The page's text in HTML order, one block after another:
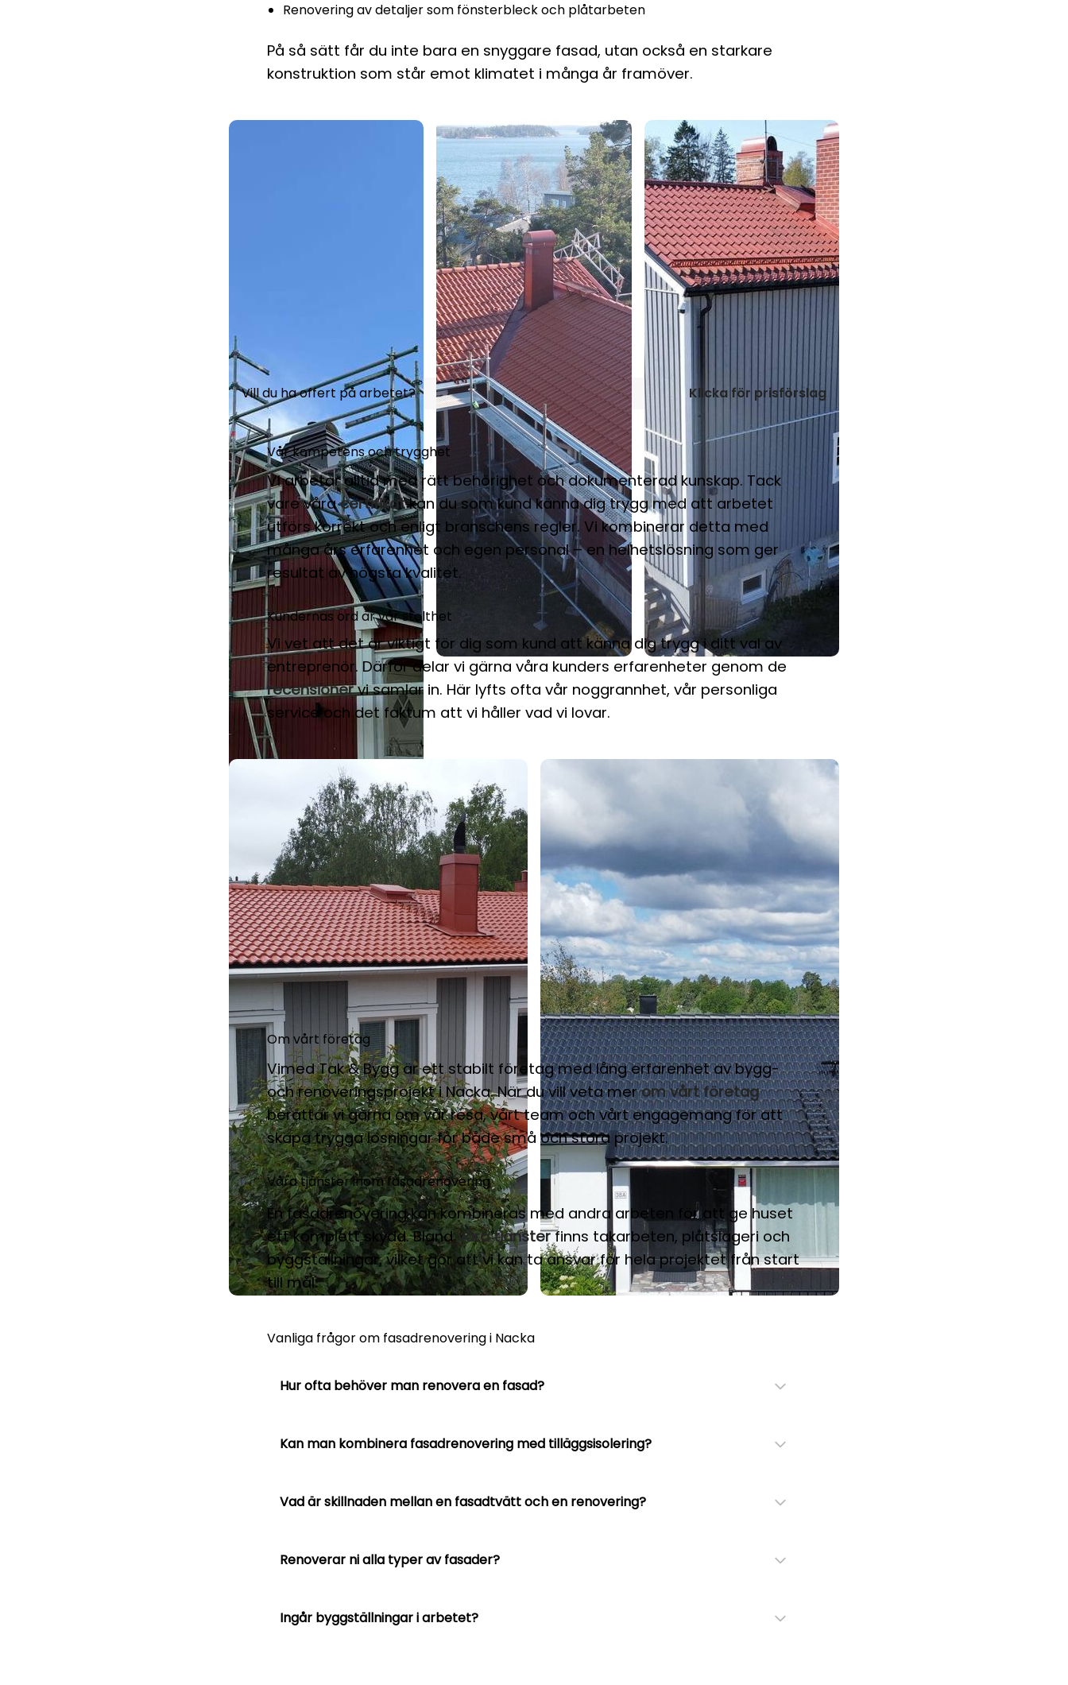
Renovering av detaljer som fönsterbleck och plåtarbeten
På så sätt får du inte bara en snyggare fasad, utan också en starkare
konstruktion som står emot klimatet i många år framöver.
Vill du ha offert på arbetet? Klicka för prisförslag
Vår kompetens och trygghet
Vi arbetar alltid med rätt behörighet och dokumenterad kunskap. Tack
vare våra certifikatkan du som kund känna dig trygg med att arbetet
utförs korrekt och enligt branschens regler. Vi kombinerar detta med
många års erfarenhet och egen personal – en helhetslösning som ger
resultat av högsta kvalitet.
Kundernas ord är vår stolthet
Vi vet att det är viktigt för dig som kund att känna dig trygg i ditt val av
entreprenör. Därför delar vi gärna våra kunders erfarenheter genom de
recensionervi samlar in. Här lyfts ofta vår noggrannhet, vår personliga
service och det faktum att vi håller vad vi lovar.
Om vårt företag
Vimed Tak & Bygg är ett stabilt företag med lång erfarenhet av bygg-
och renoveringsprojekt i Nacka. När du vill veta merom vårt företag
berättar vi gärna om vår resa, vårt team och vårt engagemang för att
skapa trygga lösningar för både små och stora projekt.
Våra tjänster inom fasadrenovering
En fasadrenovering kan kombineras med andra arbeten för att ge huset
ett komplett skydd. Blandvåra tjänsterfinns takarbeten, plåtslageri och
byggställningar, vilket gör att vi kan ta ansvar för hela projektet från start
till mål.
Vanliga frågor om fasadrenovering i Nacka
Hur ofta behöver man renovera en fasad?
Kan man kombinera fasadrenovering med tilläggsisolering?
Vad är skillnaden mellan en fasadtvätt och en renovering?
Renoverar ni alla typer av fasader?
Ingår byggställningar i arbetet?